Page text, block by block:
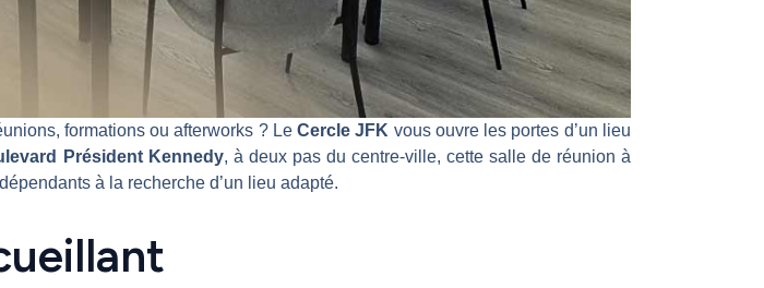
formations ou afterworks ? LeCercle JFK vous ouvre les portes d’un lieu
Président Kennedy, à deux pas du centre-ville, cette salle de réunion à
à la recherche d’un lieu adapté.